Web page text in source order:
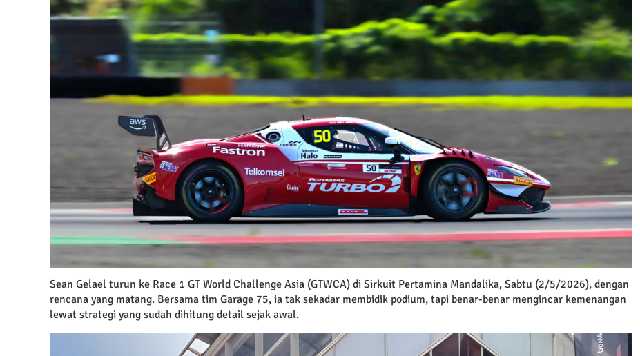
Sean Gelael turun ke Race 1 GT World Challenge Asia (GTWCA) di Sirkuit Pertamina Mandalika, Sabtu (2/5/2026), dengan
rencana yang matang. Bersama tim Garage 75, ia tak sekadar membidik podium, tapi benar-benar mengincar kemenangan
lewat strategi yang sudah dihitung detail sejak awal.